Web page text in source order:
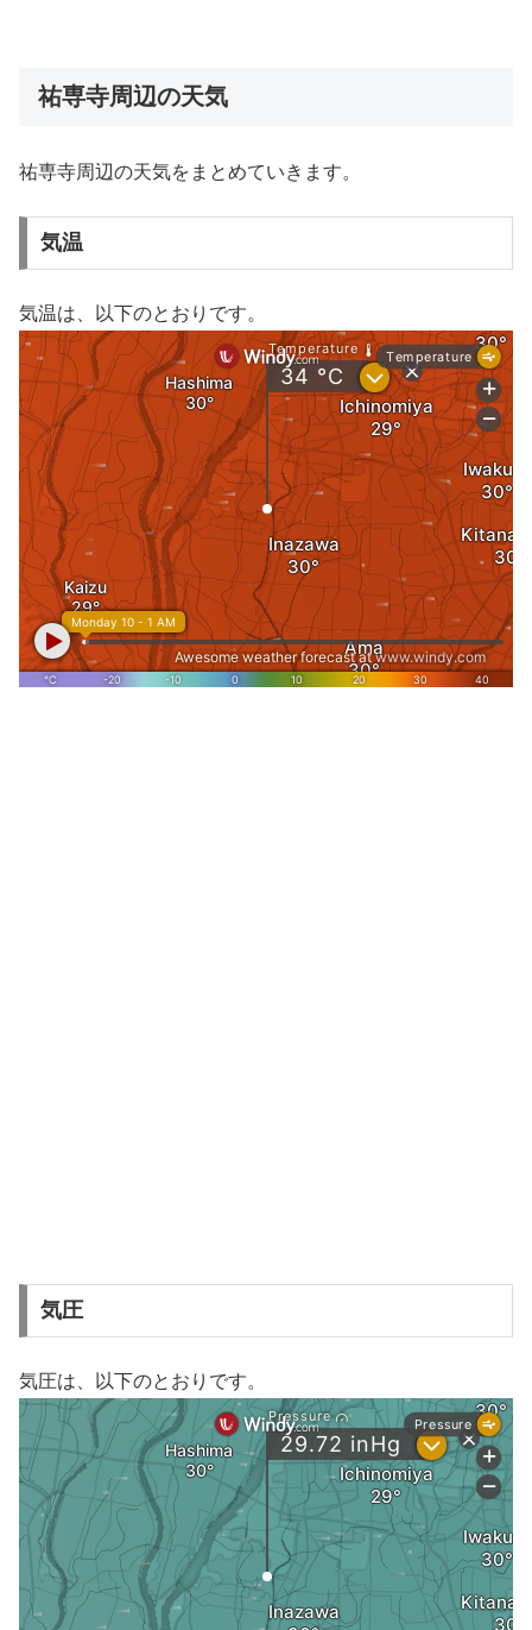
祐専寺周辺の天気
祐専寺周辺の天気をまとめていきます。
気温
気温は、以下のとおりです。
気圧
気圧は、以下のとおりです。